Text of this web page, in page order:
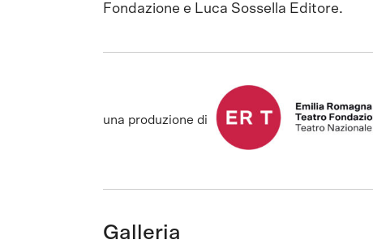
Fondazione e Luca Sossella Editore.
una produzione di
Galleria